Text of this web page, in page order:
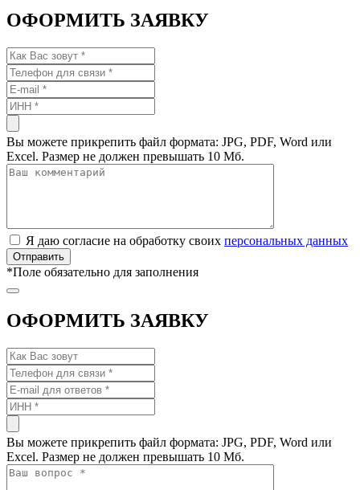
ОФОРМИТЬ ЗАЯВКУ
Вы можете прикрепить файл формата: JPG, PDF, Word или
Excel. Размер не должен превышать 10 Мб.
Я даю согласие на обработку своих персональных данных
*Поле обязательно для заполнения
ОФОРМИТЬ ЗАЯВКУ
Вы можете прикрепить файл формата: JPG, PDF, Word или
Excel. Размер не должен превышать 10 Мб.